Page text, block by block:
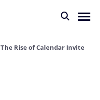
The Rise of Calendar Invite